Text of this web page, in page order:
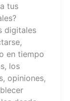
tus
digitales
en tiempo
los
opiniones,